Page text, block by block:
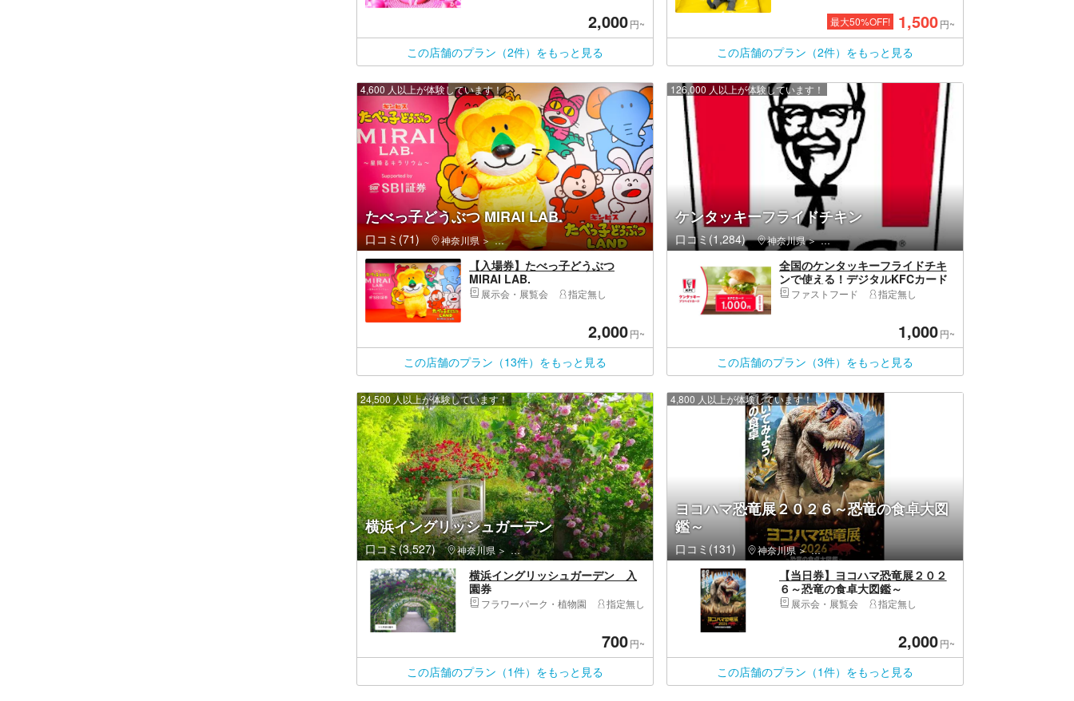
2,000円~
この店舗のプラン（2件）をもっと見る
最大50%OFF! 1,500円~
この店舗のプラン（2件）をもっと見る
たべっ子どうぶつ MIRAI LAB.
口コミ(71) 神奈川県 西区（横浜市）・みなとみらい・桜木町
4,600 人以上が体験しています！
【入場券】たべっ子どうぶつ
MIRAI LAB.
展示会・展覧会 指定無し
2,000円~
この店舗のプラン（13件）をもっと見る
ケンタッキーフライドチキン
口コミ(1,284) 神奈川県 西区（横浜市）・みなとみらい・桜木町
126,000 人以上が体験しています！
全国のケンタッキーフライドチキ
ンで使える！デジタルKFCカード
1,000円！
ファストフード 指定無し
1,000円~
この店舗のプラン（3件）をもっと見る
横浜イングリッシュガーデン
口コミ(3,527) 神奈川県 西区（横浜市）・みなとみらい・桜木町
24,500 人以上が体験しています！
横浜イングリッシュガーデン 入
園券
フラワーパーク・植物園 指定無し
700円~
この店舗のプラン（1件）をもっと見る
ヨコハマ恐竜展２０２６～恐竜の食卓大図
鑑～
口コミ(131) 神奈川県 西区（横浜市）・みなとみらい・桜木町
4,800 人以上が体験しています！
【当日券】ヨコハマ恐竜展２０２
６～恐竜の食卓大図鑑～
展示会・展覧会 指定無し
2,000円~
この店舗のプラン（1件）をもっと見る